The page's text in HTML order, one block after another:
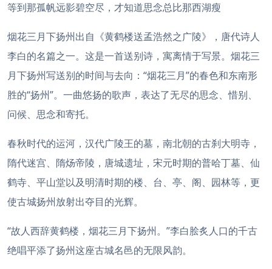
等到那孤帆远影碧空尽，才知道思念总比那西湖瘦
烟花三月下扬州出自《黄鹤楼送孟浩然之广陵》，唐代诗人
李白的名篇之一。这是一首送别诗，寓离情于写景。烟花三
月下扬州写送别的时间与去向：“烟花三月”的春色和东南形
胜的“扬州”。一曲悠扬的歌声，表达了无尽的思念、惜别、
问候、思念和寄托。
春秋时代的运河，汉代广陵王的墓，南北朝的古刹大明寺，
隋代迷宫、隋炀帝陵，唐城遗址，宋元时期的普哈丁墓、仙
鹤寺、平山堂以及明清时期的楼、台、亭、阁、园林等，更
使古城扬州放射出夺目的光辉。
“故人西辞黄鹤楼，烟花三月下扬州。”李白脍炙人口的千古
绝唱平添了扬州这座古城名邑的无限风韵。